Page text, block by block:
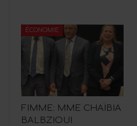
ÉCONOMIE
FIMME: MME CHAÏBIA
BALBZIOUI